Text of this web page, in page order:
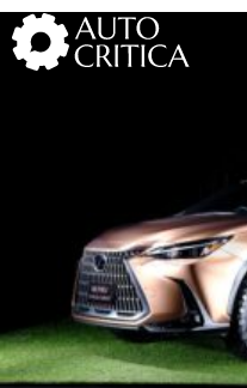
Skip
to
content